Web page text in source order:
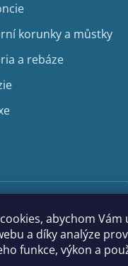
abychom
a díky analýze
funkce, výkon a
korunky a můstky
a rebáze